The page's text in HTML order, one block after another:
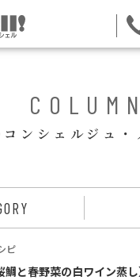
COLUMN
ンシェルジュ・
ピ
と春野菜の白ワイン蒸し